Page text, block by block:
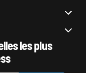
les plus